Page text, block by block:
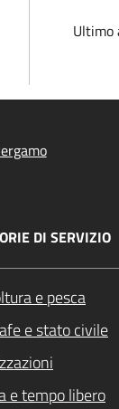
Ultimo
DI SERVIZIO
e pesca
e stato civile
e tempo libero